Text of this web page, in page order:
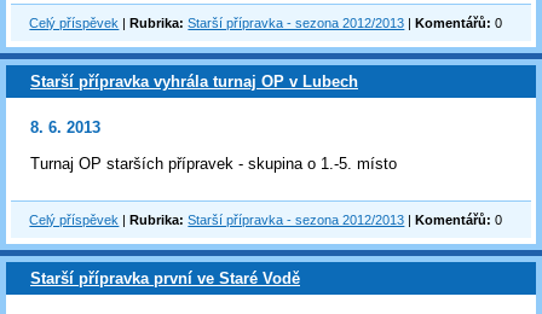
Celý příspěvek |Rubrika: Starší přípravka - sezona 2012/2013 |Komentářů: 0
Starší přípravka vyhrála turnaj OP v Lubech
8. 6. 2013
Turnaj OP starších přípravek - skupina o 1.-5. místo
Celý příspěvek |Rubrika: Starší přípravka - sezona 2012/2013 |Komentářů: 0
Starší přípravka první ve Staré Vodě